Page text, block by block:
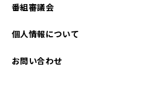
2025年07月
番組審議会
個人情報について
お問い合わせ